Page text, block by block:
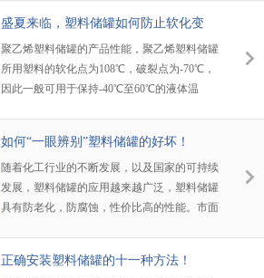
上一圈料带上，并在压辊作用下两圈料熔融在
一起形成一体，连续下去完成单层缠绕。单层
厚度根据加工参数可控制在6-12mmnei .缠下一
层时，同上述方法，在上一层罐体上缠绕，通
的厚度和层数根据罐体的受力大
盛夏来临，塑料储罐如何防止软化变
形！
聚乙烯塑料储罐的产品性能，聚乙烯塑料储罐
所用塑料的软化点为108℃，破裂点为-70℃，
因此一般可用于保持-40℃至60℃的液体温
形。塑料容器用于化学反应或稀释时，应事先
进行相应的测试，以确定反应或稀释的温度。
如何“一眼辨别”塑料储罐的好坏！
随着化工行业的不断发展，以及国家的可持续
发展，塑料储罐的应用越来越广泛，塑料储罐
具有防老化，防腐蚀，性价比高的性能。市面
琅满目，这就造成了很多客户辨认塑料储罐的
正确安装塑料储罐的十一种方法！